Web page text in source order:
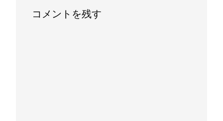
コメントを残す